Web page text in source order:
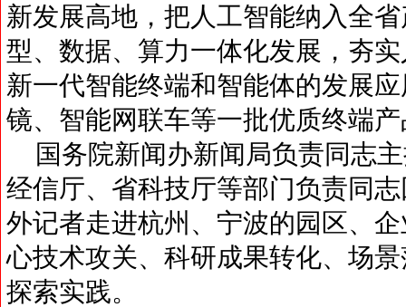
新发展高地，把人工智能纳入全
型、数据、算力一体化发展，夯
新一代智能终端和智能体的发展
镜、智能网联车等一批优质终端
国务院新闻办新闻局负责同志
经信厅、省科技厅等部门负责同
外记者走进杭州、宁波的园区、
心技术攻关、科研成果转化、场
探索实践。